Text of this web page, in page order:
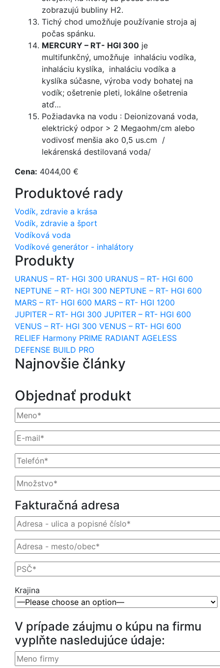
zobrazujú bubliny H2.
Tichý chod umožňuje používanie stroja aj
počas spánku.
MERCURY – RT- HGI 300 je
multifunkčný, umožňuje inhaláciu vodíka,
inhaláciu kyslíka, inhaláciu vodíka a
kyslíka súčasne, výroba vody bohatej na
vodík; ošetrenie pleti, lokálne ošetrenia
atď…
Požiadavka na vodu : Deionizovaná voda,
elektrický odpor > 2 Megaohm/cm alebo
vodivosť menšia ako 0,5 us.cm /
lekárenská destilovaná voda/
Cena: 4044,00 €
Produktové rady
Vodík, zdravie a krása
Vodík, zdravie a šport
Vodíková voda
Vodíkové generátor - inhalátory
Produkty
URANUS – RT- HGI 300 URANUS – RT- HGI 600
NEPTUNE – RT- HGI 300 NEPTUNE – RT- HGI 600
MARS – RT- HGI 600 MARS – RT- HGI 1200
JUPITER – RT- HGI 300 JUPITER – RT- HGI 600
VENUS – RT- HGI 300 VENUS – RT- HGI 600
RELIEF Harmony PRIME RADIANT AGELESS
DEFENSE BUILD PRO
Najnovšie články
Objednať produkt
Fakturačná adresa
Krajina
V prípade záujmu o kúpu na firmu
vyplňte nasledujúce údaje: